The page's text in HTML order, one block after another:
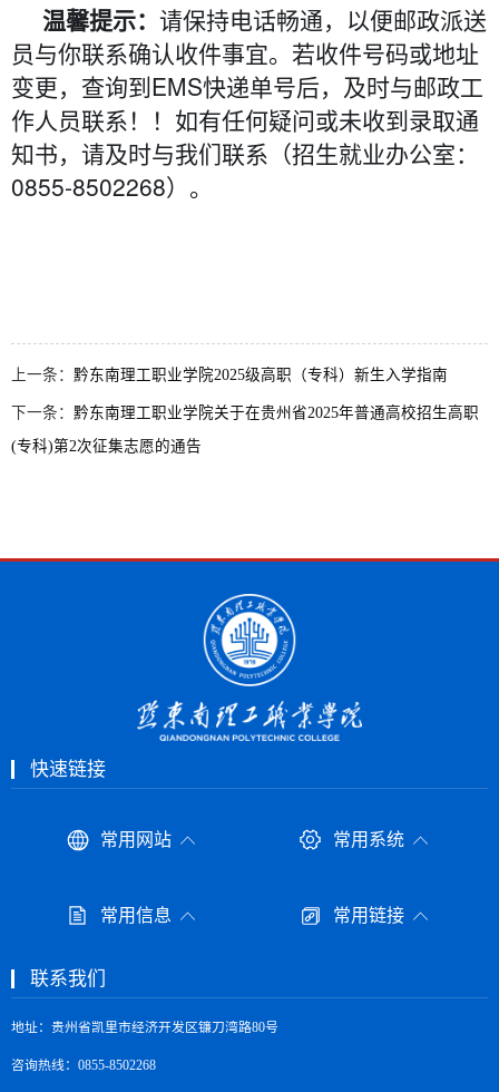
温馨提示： 请保持电话畅通，以便邮政派送
员与你联系确认收件事宜。若收件号码或地址
变更，查询到EMS快递单号后，及时与邮政工
作人员联系！！如有任何疑问或未收到录取通
知书，请及时与我们联系（招生就业办公室：
0855-8502268）。
上一条： 黔东南理工职业学院2025级高职（专科）新生入学指南
下一条： 黔东南理工职业学院关于在贵州省2025年普通高校招生高职
(专科)第2次征集志愿的通告
快速链接
常用网站 常用系统
常用信息 常用链接
联系我们
地址：贵州省凯里市经济开发区镰刀湾路80号
咨询热线：0855-8502268